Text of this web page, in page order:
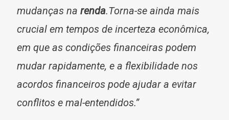
mudanças na renda.Torna-se ainda mais
crucial em tempos de incerteza econômica,
em que as condições financeiras podem
mudar rapidamente, e a flexibilidade nos
acordos financeiros pode ajudar a evitar
conflitos e mal-entendidos.”